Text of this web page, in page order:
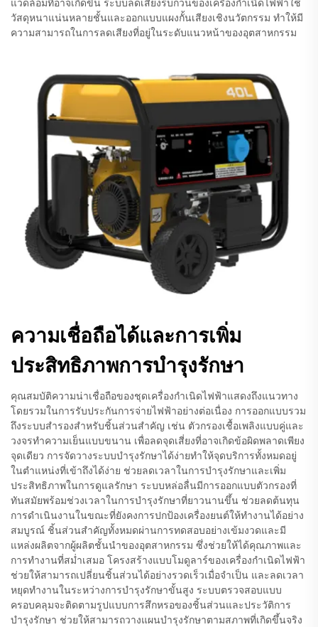
แวดล้อมที่อาจเกิดขึ้น ระบบลดเสียงรบกวนของเครื่องกำเนิดไฟฟ้าใช้
วัสดุหนาแน่นหลายชั้นและออกแบบแผงกั้นเสียงเชิงนวัตกรรม ทำให้มี
ความสามารถในการลดเสียงที่อยู่ในระดับแนวหน้าของอุตสาหกรรม
ความเชื่อถือได้และการเพิ่ม
ประสิทธิภาพการบำรุงรักษา
คุณสมบัติความน่าเชื่อถือของชุดเครื่องกำเนิดไฟฟ้าแสดงถึงแนวทาง
โดยรวมในการรับประกันการจ่ายไฟฟ้าอย่างต่อเนื่อง การออกแบบรวม
ถึงระบบสำรองสำหรับชิ้นส่วนสำคัญ เช่น ตัวกรองเชื้อเพลิงแบบคู่และ
วงจรทำความเย็นแบบขนาน เพื่อลดจุดเสี่ยงที่อาจเกิดข้อผิดพลาดเพียง
จุดเดียว การจัดวางระบบบำรุงรักษาได้ง่ายทำให้จุดบริการทั้งหมดอยู่
ในตำแหน่งที่เข้าถึงได้ง่าย ช่วยลดเวลาในการบำรุงรักษาและเพิ่ม
ประสิทธิภาพในการดูแลรักษา ระบบหล่อลื่นมีการออกแบบตัวกรองที่
ทันสมัยพร้อมช่วงเวลาในการบำรุงรักษาที่ยาวนานขึ้น ช่วยลดต้นทุน
การดำเนินงานในขณะที่ยังคงการปกป้องเครื่องยนต์ให้ทำงานได้อย่าง
สมบูรณ์ ชิ้นส่วนสำคัญทั้งหมดผ่านการทดสอบอย่างเข้มงวดและมี
แหล่งผลิตจากผู้ผลิตชั้นนำของอุตสาหกรรม ซึ่งช่วยให้ได้คุณภาพและ
การทำงานที่สม่ำเสมอ โครงสร้างแบบโมดูลาร์ของเครื่องกำเนิดไฟฟ้า
ช่วยให้สามารถเปลี่ยนชิ้นส่วนได้อย่างรวดเร็วเมื่อจำเป็น และลดเวลา
หยุดทำงานในระหว่างการบำรุงรักษาขั้นสูง ระบบตรวจสอบแบบ
ครอบคลุมจะติดตามรูปแบบการสึกหรอของชิ้นส่วนและประวัติการ
บำรุงรักษา ช่วยให้สามารถวางแผนบำรุงรักษาตามสภาพที่เกิดขึ้นจริง